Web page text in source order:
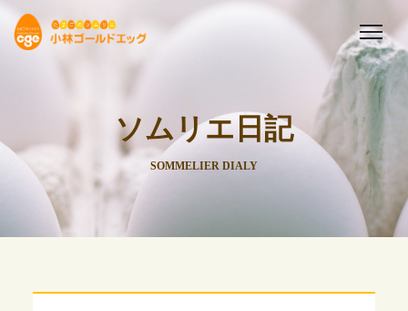
ソムリエ日記
SOMMELIER DIALY